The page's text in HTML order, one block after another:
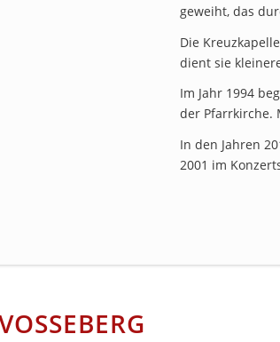
geweiht, das
Die
dient sie
Im Jahr 1994
der Pfarrkirche.
In den Jahren
2001 im